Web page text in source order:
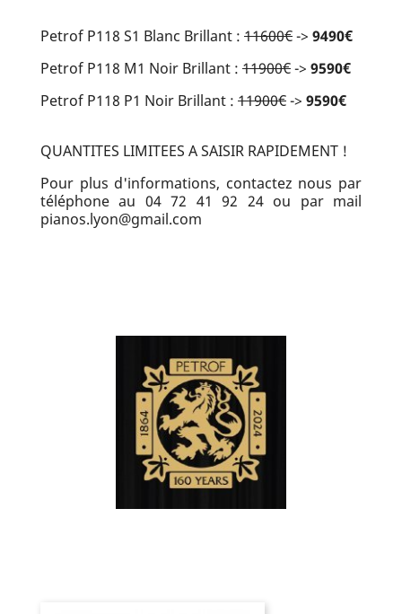
Petrof P118 S1 Blanc Brillant : 11600€-> 9490€
Petrof P118 M1 Noir Brillant : 11900€-> 9590€
Petrof P118 P1 Noir Brillant : 11900€-> 9590€
QUANTITES LIMITEES A SAISIR RAPIDEMENT !
Pour plus d'informations, contactez nous par
téléphone au 04 72 41 92 24 ou par mail
pianos.lyon@gmail.com